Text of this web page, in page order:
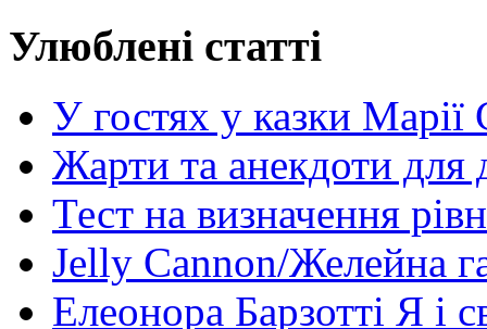
Улюблені статті
У гостях у казки
Жарти та анекдоти для
Тест на визначення
Jelly Cannon/Желейна
Елеонора Барзотті Я і